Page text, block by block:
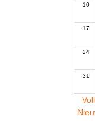
10
17
24
31